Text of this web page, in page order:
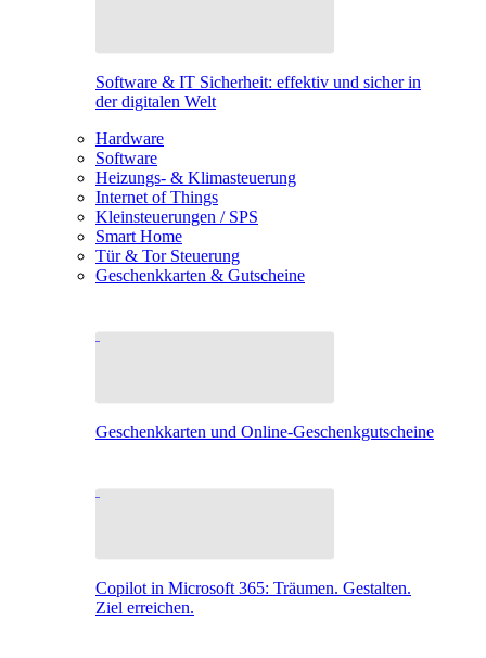
Software & IT Sicherheit: effektiv und sicher in
der digitalen Welt
Hardware
Software
Heizungs- & Klimasteuerung
Internet of Things
Kleinsteuerungen / SPS
Smart Home
Tür & Tor Steuerung
Geschenkkarten & Gutscheine
Geschenkkarten und Online-Geschenkgutscheine
Copilot in Microsoft 365: Träumen. Gestalten.
Ziel erreichen.